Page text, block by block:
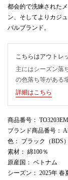
都会的で洗練された
ン、そしてよりカジ
バルブランド。
こちらはアウトレ
主にはシーズン落
の色落ち等がある
詳細はこちら
商品番号 ：
ブランド商品番号 ：
色 ： ブラック（BDS）
素材 ： 綿100％
原産国 ： ベトナム
シーズン ： 2025年 春